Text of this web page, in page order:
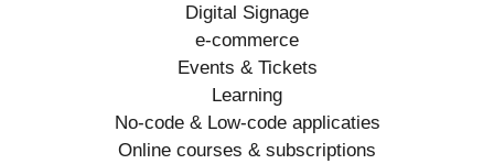
Digital Signage
e-commerce
Events & Tickets
Learning
No-code & Low-code applicaties
Online courses & subscriptions